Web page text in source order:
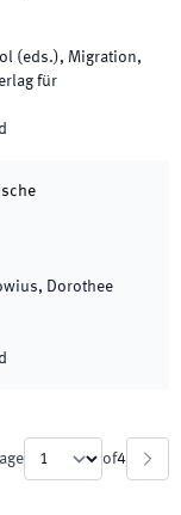
(eds.), Migration,
für
Dorothee
of4